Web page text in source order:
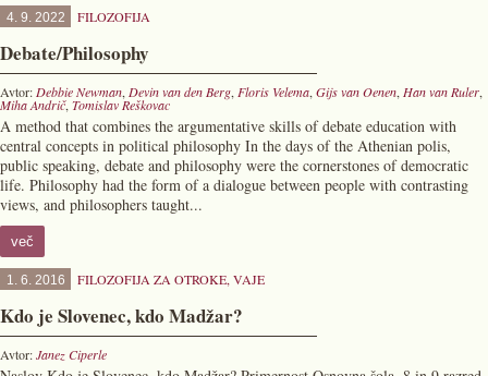
4. 9. 2022 FILOZOFIJA
Debate/Philosophy
Avtor: Debbie Newman, Devin van den Berg, Floris Velema, Gijs van Oenen, Han van Ruler,
Miha Andrič, Tomislav Reškovac
A method that combines the argumentative skills of debate education with
central concepts in political philosophy In the days of the Athenian polis,
public speaking, debate and philosophy were the cornerstones of democratic
life. Philosophy had the form of a dialogue between people with contrasting
views, and philosophers taught...
več
1. 6. 2016 FILOZOFIJA ZA OTROKE, VAJE
Kdo je Slovenec, kdo Madžar?
Avtor:Janez Ciperle